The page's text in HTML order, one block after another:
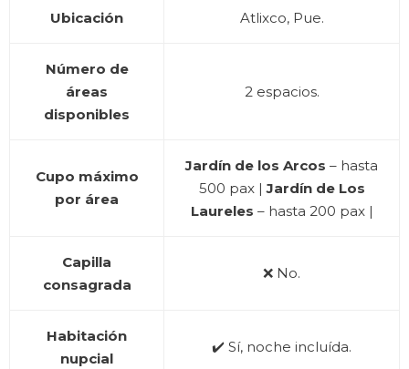
Ubicación Atlixco, Pue.
Número de
áreas
disponibles
2 espacios.
Cupo máximo
por área
Jardín de los Arcos – hasta
500 pax |Jardín de Los
Laureles – hasta 200 pax |
Capilla
consagrada
❌ No.
Habitación
nupcial
✔️ Sí, noche incluída.